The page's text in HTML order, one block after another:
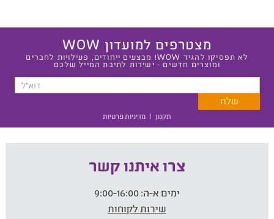
מצטרפים למועדון WOW
לא תפסיקו להגיד WOW! מבצעים ייחודים, פעילויות לחברים
ומוצרים חדשים - ישירות לתיבת המייל שלכם
תקנון | מדיניות פרטיות
צרו איתנו קשר
ימים א-ה:
שירות לקוחות